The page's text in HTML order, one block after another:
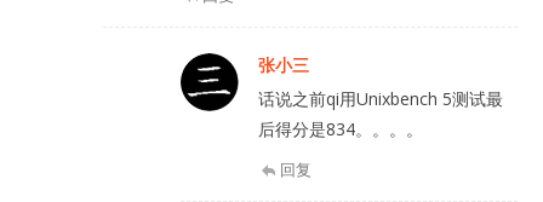
张小三
话说之前qi用Unixbench 5测试最
后得分是834。。。。
回复